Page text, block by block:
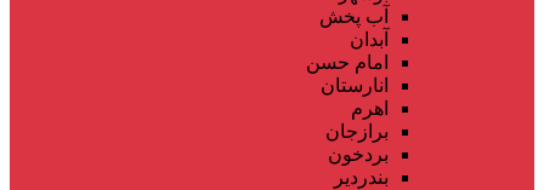
آب پخش
آبدان
امام حسن
انارستان
اهرم
برازجان
بردخون
بندردیر